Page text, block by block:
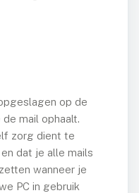
op de
mail ophaalt.
zorg dient te
dat je alle mails
wanneer je
PC in gebruik